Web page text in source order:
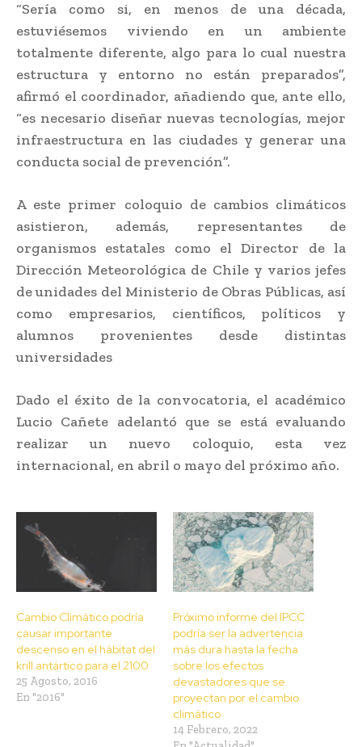
“Sería como si, en menos de una década,
estuviésemos viviendo en un ambiente
totalmente diferente, algo para lo cual nuestra
estructura y entorno no están preparados”,
afirmó el coordinador, añadiendo que, ante ello,
“es necesario diseñar nuevas tecnologías, mejor
infraestructura en las ciudades y generar una
conducta social de prevención”.
A este primer coloquio de cambios climáticos
asistieron, además, representantes de
organismos estatales como el Director de la
Dirección Meteorológica de Chile y varios jefes
de unidades del Ministerio de Obras Públicas, así
como empresarios, científicos, políticos y
alumnos provenientes desde distintas
universidades
Dado el éxito de la convocatoria, el académico
Lucio Cañete adelantó que se está evaluando
realizar un nuevo coloquio, esta vez
internacional, en abril o mayo del próximo año.
Cambio Climático podría
causar importante
descenso en el hábitat del
krill antártico para el 2100
25 Agosto, 2016
En "2016"
Próximo informe del IPCC
podría ser la advertencia
más dura hasta la fecha
sobre los efectos
devastadores que se
proyectan por el cambio
climático
14 Febrero, 2022